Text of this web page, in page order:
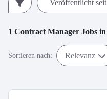
Veröffentlicht seit
1 Contract Manager Jobs in
Sortieren nach: Relevanz